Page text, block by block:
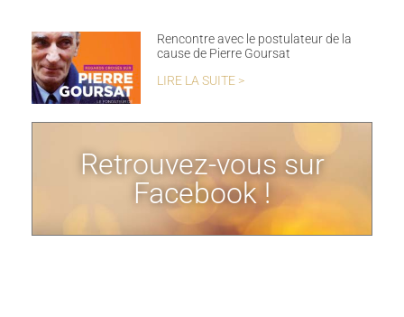
Rencontre avec le postulateur de la
cause de Pierre Goursat
LIRE LA SUITE >
Retrouvez-vous sur
Facebook !